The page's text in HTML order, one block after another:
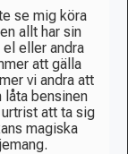
se mig köra
allt har sin
eller andra
att gälla
vi andra att
bensinen
att ta sig
magiska